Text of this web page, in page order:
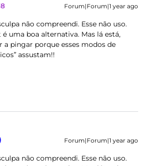
Forum|Forum|1 year ago
não compreendi. Esse não uso.
é uma boa alternativa. Mas lá está,
a pingar porque esses modos de
assustam!!
Forum|Forum|1 year ago
não compreendi. Esse não uso.